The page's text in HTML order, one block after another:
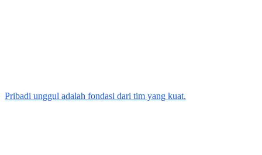
Pribadi unggul adalah fondasi dari tim yang kuat.